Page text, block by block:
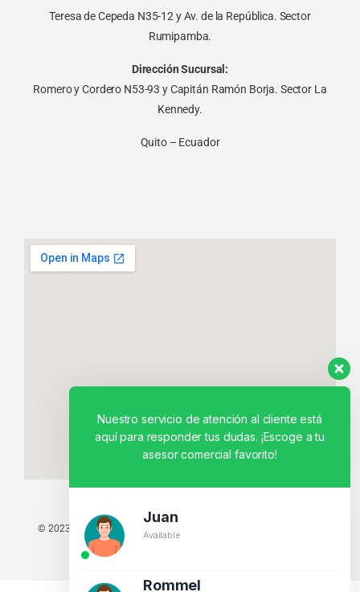
Teresa de Cepeda N35-12 y Av. de la República. Sector
Rumipamba.
Dirección Sucursal:
Romero y Cordero N53-93 y Capitán Ramón Borja. Sector La
Kennedy.
Quito – Ecuador
© 2023 TODOS LOS DERECHOS RESERVADOS - TECNIT TU TIENDA
TECNOLÓGICA.
Nuestro servicio de atención al cliente está
aquí para responder tus dudas. ¡Escoge a tu
asesor comercial favorito!
Juan
Available
Rommel